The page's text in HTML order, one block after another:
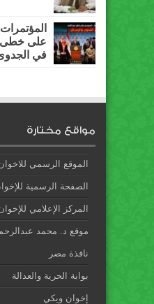
على خطى
في
مواقع مختارة
الموقع الرسمي
الصفحة الرسمية
المركز الإعلامي
موقع د. محمد
نافذة مصر
بوابة الحرية والعدالة
إخوان ويكي